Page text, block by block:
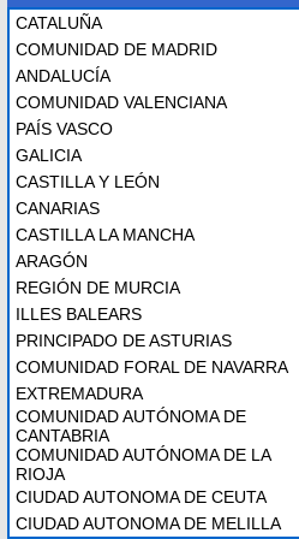
CATALUÑA
COMUNIDAD DE MADRID
ANDALUCÍA
COMUNIDAD VALENCIANA
PAÍS VASCO
GALICIA
CASTILLA Y LEÓN
CANARIAS
CASTILLA LA MANCHA
ARAGÓN
REGIÓN DE MURCIA
ILLES BALEARS
PRINCIPADO DE ASTURIAS
COMUNIDAD FORAL DE NAVARRA
EXTREMADURA
COMUNIDAD AUTÓNOMA DE
CANTABRIA
COMUNIDAD AUTÓNOMA DE LA
RIOJA
CIUDAD AUTONOMA DE CEUTA
CIUDAD AUTONOMA DE MELILLA